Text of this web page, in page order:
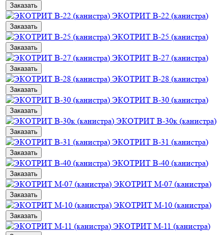
Заказать
ЭКОТРИТ В-22 (канистра)
Заказать
ЭКОТРИТ В-25 (канистра)
Заказать
ЭКОТРИТ В-27 (канистра)
Заказать
ЭКОТРИТ В-28 (канистра)
Заказать
ЭКОТРИТ В-30 (канистра)
Заказать
ЭКОТРИТ В-30к (канистра)
Заказать
ЭКОТРИТ В-31 (канистра)
Заказать
ЭКОТРИТ В-40 (канистра)
Заказать
ЭКОТРИТ М-07 (канистра)
Заказать
ЭКОТРИТ М-10 (канистра)
Заказать
ЭКОТРИТ М-11 (канистра)